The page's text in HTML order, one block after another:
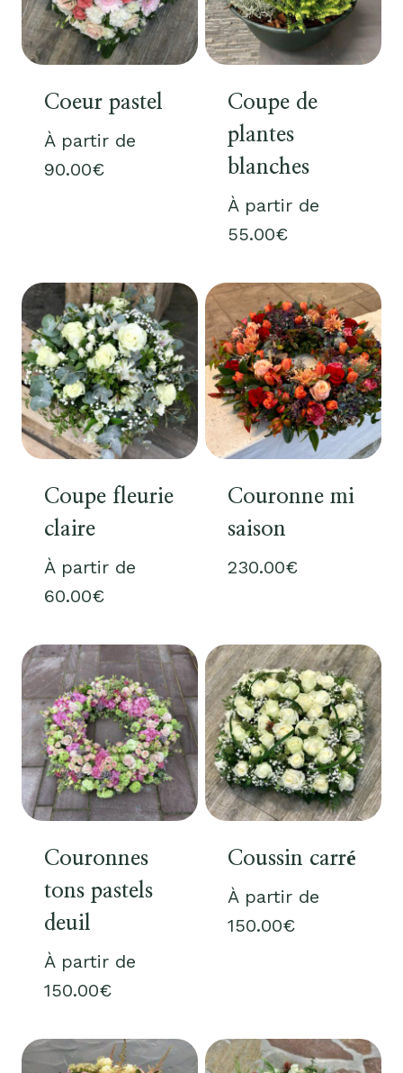
Coeur pastel
À partir de
90.00€
Coupe de
plantes
blanches
À partir de
55.00€
Coupe fleurie
claire
À partir de
60.00€
Couronne mi
saison
230.00€
Couronnes
tons pastels
deuil
À partir de
150.00€
Coussin carré
À partir de
150.00€